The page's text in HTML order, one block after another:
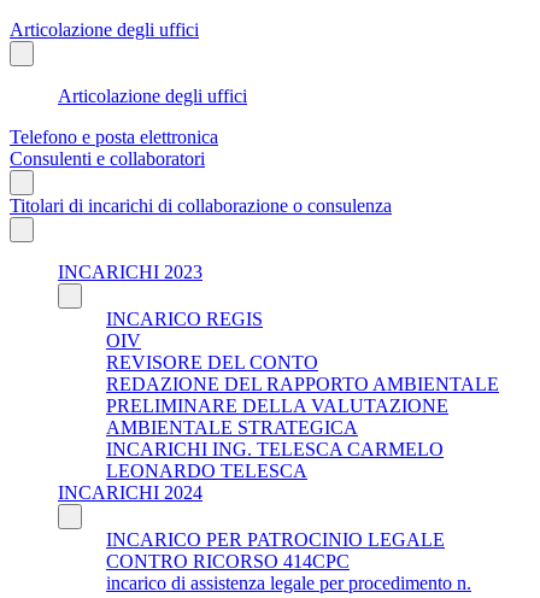
Articolazione degli uffici
Articolazione degli uffici
Telefono e posta elettronica
Consulenti e collaboratori
Titolari di incarichi di collaborazione o consulenza
INCARICHI 2023
INCARICO REGIS
OIV
REVISORE DEL CONTO
REDAZIONE DEL RAPPORTO AMBIENTALE
PRELIMINARE DELLA VALUTAZIONE
AMBIENTALE STRATEGICA
INCARICHI ING. TELESCA CARMELO
LEONARDO TELESCA
INCARICHI 2024
INCARICO PER PATROCINIO LEGALE
CONTRO RICORSO 414CPC
incarico di assistenza legale per procedimento n.